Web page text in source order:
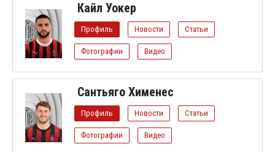
Кайл Уокер
Профиль Новости Статьи
Фотографии Видео
Сантьяго Хименес
Профиль Новости Статьи
Фотографии Видео